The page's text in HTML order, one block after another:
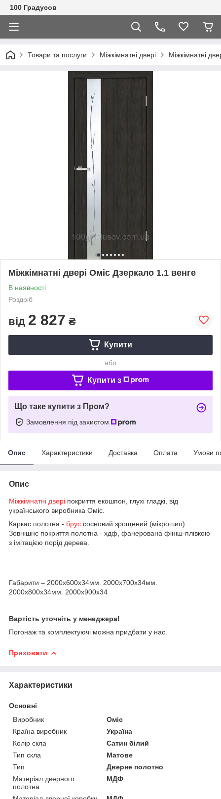
100 Градусов
Товари та послуги Міжкімнатні двері Міжкімнатні
Міжкімнатні двері Оміс Дзеркало 1.1 венге
В наявності
Роздріб
від 2 827 ₴
Купити
або
Купити з
Що таке купити з Пром?
Замовлення під захистом
Опис Характеристики Доставка Оплата Умови
Опис
Міжкімнатні двері покриття екошпон, глухі гладкі, від
українського виробника Оміс.
Каркас полотна - брус сосновий зрощений (мікрошип).
Зовнішнє покриття полотна - хдф, фанерована фініш-плівкою
з імітацією порід дерева.
Габарити – 2000х600х34мм. 2000х700х34мм.
2000х800х34мм. 2000х900х34
Вартість уточніть у менеджера!
Погонаж та комплектуючі можна придбати у нас.
Приховати
Характеристики
Основні
Виробник
Оміс
Країна виробник
Україна
Колір скла
Сатин білий
Тип скла
Матове
Тип
Дверне полотно
Матеріал дверного
полотна
МДФ